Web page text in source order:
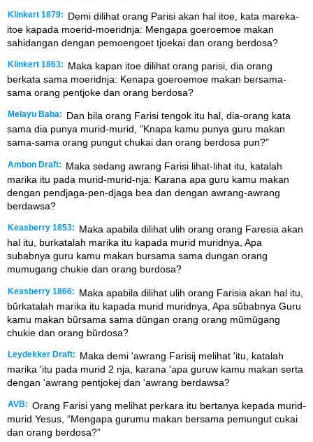
Klinkert 1879:
Demi dilihat orang Parisi akan hal itoe, kata mareka-
itoe kapada moerid-moeridnja: Mengapa goeroemoe makan
sahidangan dengan pemoengoet tjoekai dan orang berdosa?
Klinkert 1863:
Maka kapan itoe dilihat orang parisi, dia orang
berkata sama moeridnja: Kenapa goeroemoe makan bersama-
sama orang pentjoke dan orang berdosa?
Melayu Baba:
Dan bila orang Farisi tengok itu hal, dia-orang kata
sama dia punya murid-murid, "Knapa kamu punya guru makan
sama-sama orang pungut chukai dan orang berdosa pun?"
Ambon Draft:
Maka sedang awrang Farisi lihat-lihat itu, katalah
marika itu pada murid-murid-nja: Karana apa guru kamu makan
dengan pendjaga-pen-djaga bea dan dengan awrang-awrang
berdawsa?
Keasberry 1853:
Maka apabila dilihat ulih orang orang Faresia akan
hal itu, burkatalah marika itu kapada murid muridnya, Apa
subabnya guru kamu makan bursama sama dungan orang
mumugang chukie dan orang burdosa?
Keasberry 1866:
Maka apabila dilihat ulih orang Farisia akan hal itu,
bŭrkatalah marika itu kapada murid muridnya, Apa sŭbabnya Guru
kamu makan bŭrsama sama dŭngan orang orang mŭmŭgang
chukie dan orang bŭrdosa?
Leydekker Draft:
Maka demi 'awrang Farisij melihat 'itu, katalah
marika 'itu pada murid 2 nja, karana 'apa guruw kamu makan serta
dengan 'awrang pentjokej dan 'awrang berdawsa?
AVB: Orang Farisi yang melihat perkara itu bertanya kepada murid-
murid Yesus, “Mengapa gurumu makan bersama pemungut cukai
dan orang berdosa?”